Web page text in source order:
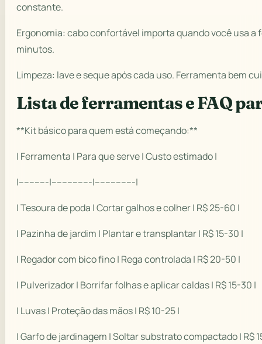
constante.
Ergonomia: cabo confortável importa quando você usa a
minutos.
Limpeza: lave e seque após cada uso. Ferramenta bem
Lista de ferramentas e FAQ
**Kit básico para quem está começando:**
| Ferramenta | Para que serve | Custo estimado |
|-----------|---------------|---------------|
| Tesoura de poda | Cortar galhos e colher | R$ 25-60 |
| Pazinha de jardim | Plantar e transplantar | R$ 15-30 |
| Regador com bico fino | Rega controlada | R$ 20-50 |
| Pulverizador | Borrifar folhas e aplicar caldas | R$ 15-30 |
| Luvas | Proteção das mãos | R$ 10-25 |
| Garfo de jardinagem | Soltar substrato compactado | R$